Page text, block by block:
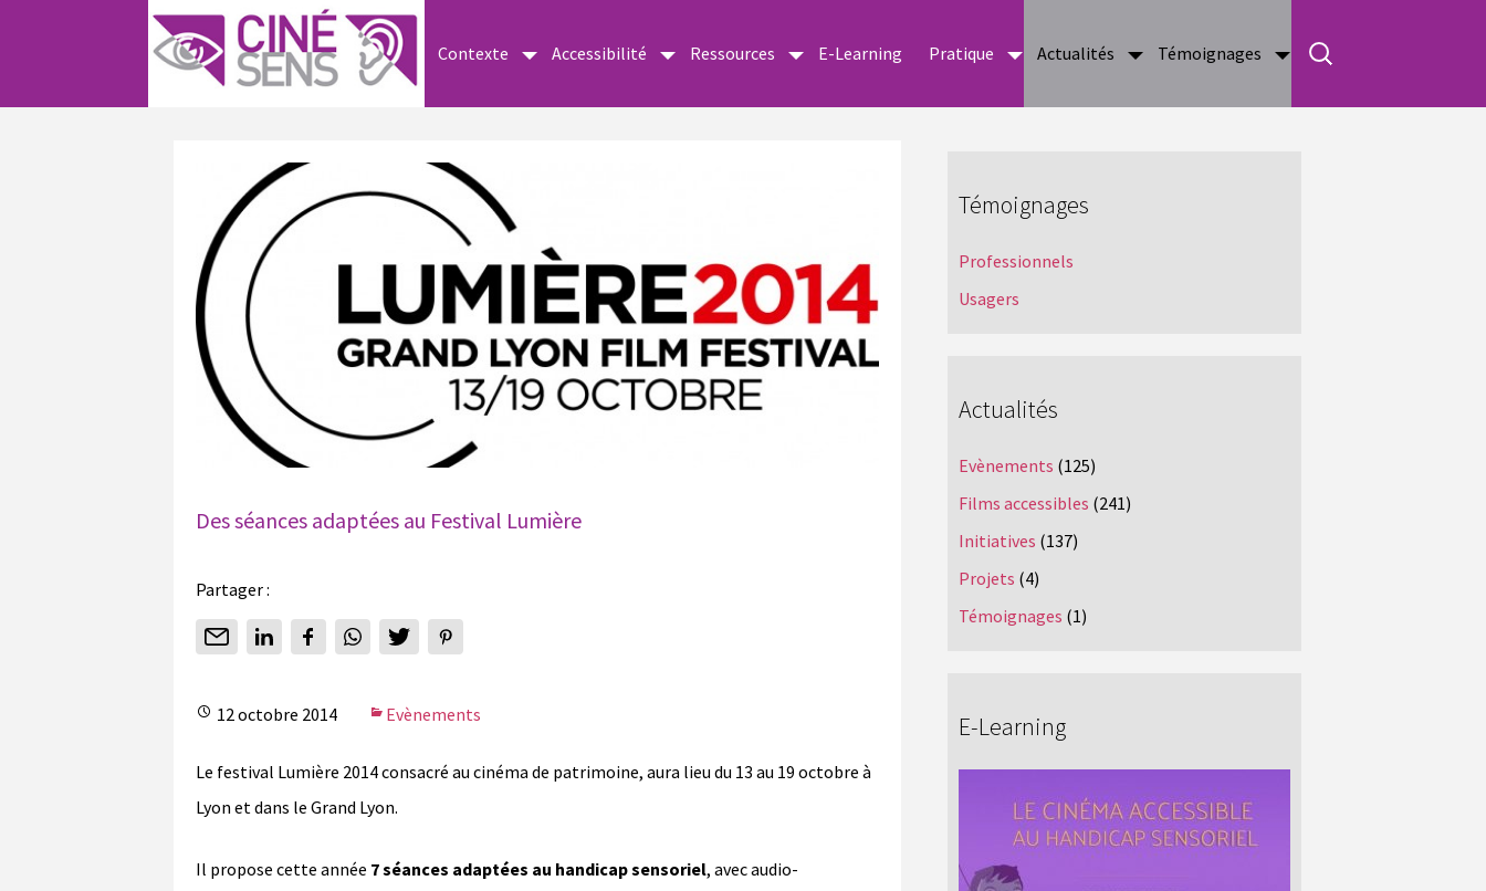
Contexte Accessibilité Ressources E-Learning Pratique Actualités Témoignages
Des séances adaptées au Festival Lumière
Partager :
12 octobre 2014 Evènements
Le festival Lumière 2014 consacré au cinéma de patrimoine, aura lieu du 13 au 19 octobre à
Lyon et dans le Grand Lyon.
Il propose cette année 7 séances adaptées au handicap sensoriel, avec audio-
Témoignages
Professionnels
Usagers
Actualités
Evènements (125)
Films accessibles (241)
Initiatives (137)
Projets (4)
Témoignages (1)
E-Learning